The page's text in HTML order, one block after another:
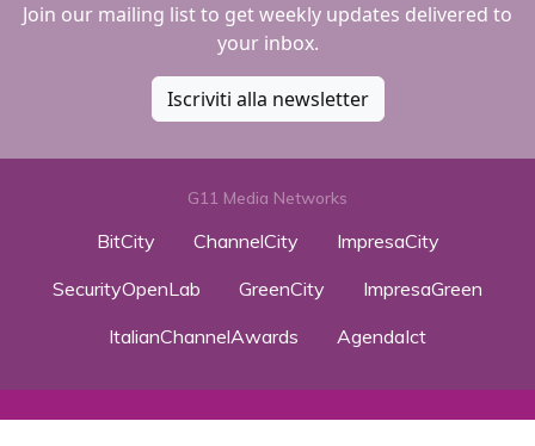
Join our mailing list to get weekly updates delivered to
your inbox.
Iscriviti alla newsletter
G11 Media Networks
BitCity ChannelCity
ImpresaCity
SecurityOpenLab
GreenCity
ImpresaGreen
ItalianChannelAwards
AgendaIct